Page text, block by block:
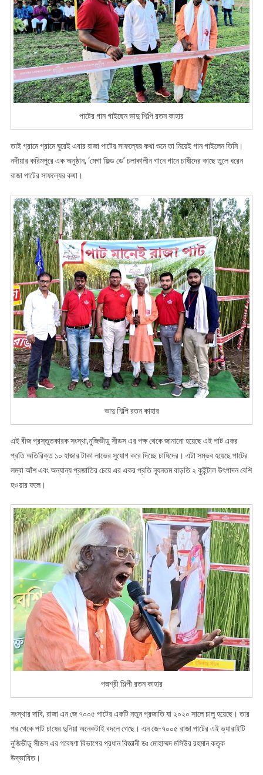
পাটের গান গাইছেন ভাদু শিল্পি রতন কাহার
তাই গ্রামে গ্রামে ঘুরেই এবার রাজা পাটের সাফল্যের কথা শুনে তা নিয়েই গান গাইলেন তিনি।
নদীয়ার করিমপুরে এক অনুষ্ঠান, ‘মেগা ফিল্ড ডে’ চলাকালীন গানে গানে চাষীদের কাছে তুলে ধরেন
রাজা পাটের সাফল্যের কথা।
ভাদু শিল্পি রতন কাহার
এই বীজ প্রস্তুতকারক সংস্থা,নুজিভীডু সীডস এর পক্ষ থেকে জানানো হয়েছে এই পাট একর
প্রতি অতিরিক্ত ১০ হাজার টাকা লাভের সুযোগ করে দিচ্ছে চাষিদের। এটা সম্ভব হয়েছে পাটের
লম্বা আঁশ এবং অন্যান্য প্রজাতির চেয়ে এর একর প্রতি ন্যূনতম বাড়তি ২ কুইন্টাল উৎপাদন বেশি
হওয়ার ফলে।
পদ্মশ্রী শিল্পী রতন কাহার
সংস্থার দাবি, রাজা এন জে ৭০০৫ পাটের একটি নতুন প্রজাতি যা ২০২০ সালে চালু হয়েছে। তার
পর থেকে পাট চাষের দুনিয়া অনেকটাই বদলে গেছে। এন জে-৭০০৫ রাজা পাটের এই ভ্যারাইটি
নুজিভীডু সীডস এর গবেষণা বিভাগের প্রধান বিজ্ঞানী ডঃ মোহাম্মদ মসিউর রহমান কতৃক
উদ্ভাবিত।